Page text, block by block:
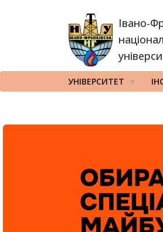
Івано-
УНІВЕРСИТЕТ